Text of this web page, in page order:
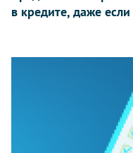
в кредите, даже